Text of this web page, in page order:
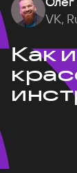
VK,
Как